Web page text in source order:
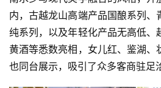
内，古越龙山高端产品国酿系列、
纯系列，以及年轻化产品无高低、
黄酒等悉数亮相，女儿红、鉴湖、
也同台展示，吸引了众多客商驻足